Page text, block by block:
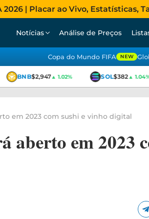
| Placar ao Vivo, Estatísticas,
Notícias Análise de Preços
Copa do Mundo FIFA NEW
BNB$2,947▲ 1.02% SOL$382▲ 1.04%
em 2023 com sushi e vinho digital
aberto em 2023